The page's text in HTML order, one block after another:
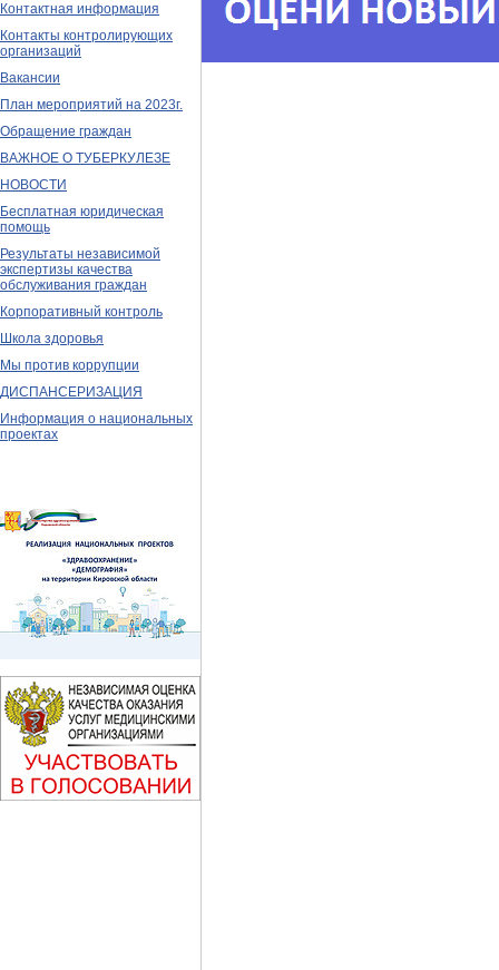
Контактная информация
Контакты контролирующих
организаций
Вакансии
План мероприятий на 2023г.
Обращение граждан
ВАЖНОЕ О ТУБЕРКУЛЕЗЕ
НОВОСТИ
Бесплатная юридическая
помощь
Результаты независимой
экспертизы качества
обслуживания граждан
Корпоративный контроль
Школа здоровья
Мы против коррупции
ДИСПАНСЕРИЗАЦИЯ
Информация о национальных
проектах